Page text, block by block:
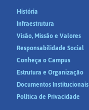
História
Infraestrutura
Visão, Missão e Valores
Responsabilidade Social
Conheça o Campus
Estrutura e Organização
Documentos Institucionais
Política de Privacidade